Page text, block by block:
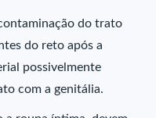
do trato
do reto após a
possivelmente
com a genitália.